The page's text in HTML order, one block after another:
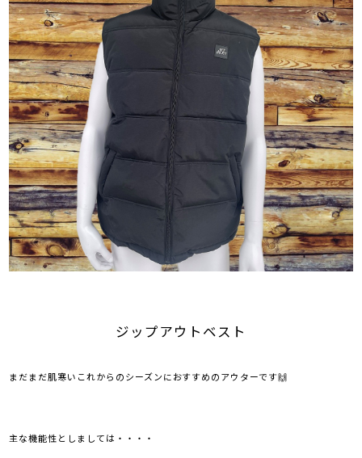
ジップアウトベスト
まだまだ肌寒いこれからのシーズンにおすすめのアウターです🙌
主な機能性としましては・・・・